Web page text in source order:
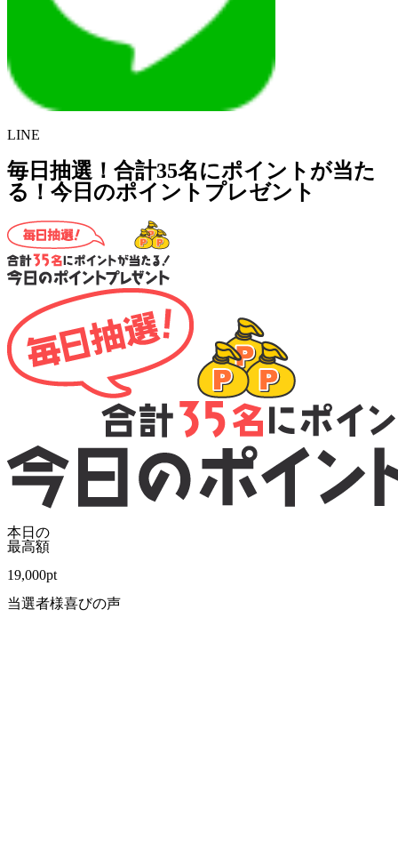
LINE
毎日抽選！合計35名にポイントが当た
る！今日のポイントプレゼント
本日の
最高額
19,000pt
当選者様喜びの声